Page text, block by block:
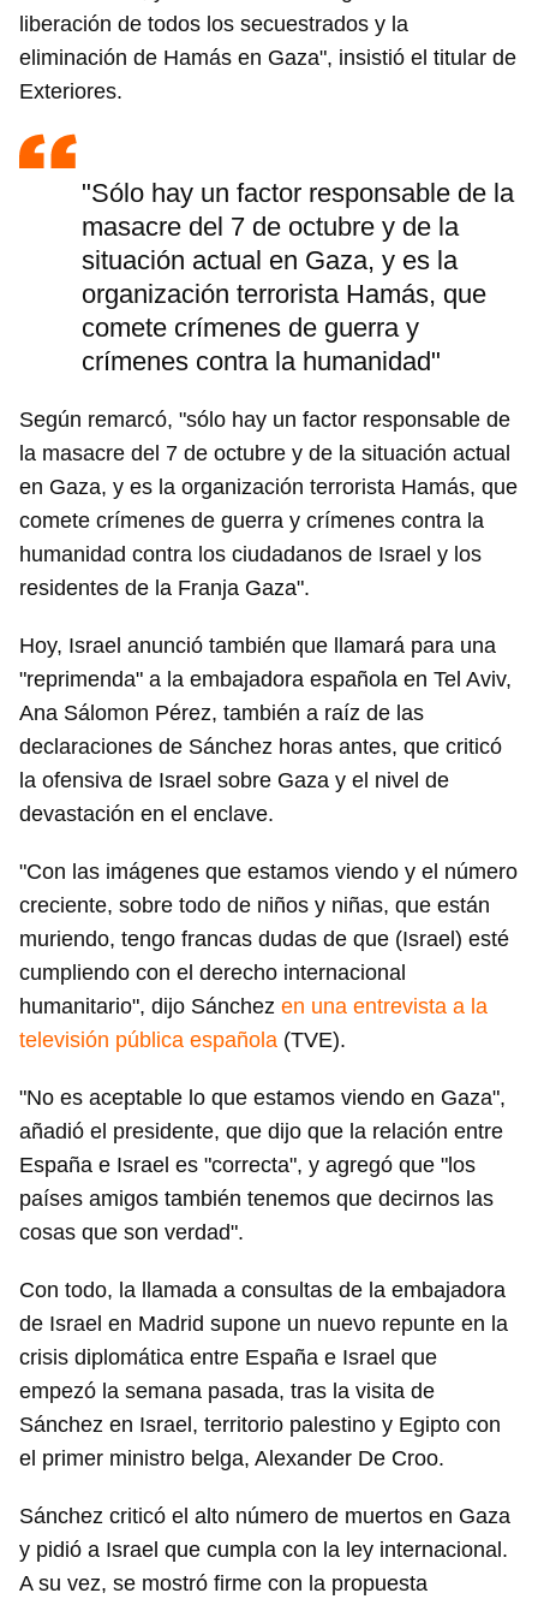
liberación de todos los secuestrados y la
eliminación de Hamás en Gaza", insistió el titular de
Exteriores.
"Sólo hay un factor responsable de la
masacre del 7 de octubre y de la
situación actual en Gaza, y es la
organización terrorista Hamás, que
comete crímenes de guerra y
crímenes contra la humanidad"
Según remarcó, "sólo hay un factor responsable de
la masacre del 7 de octubre y de la situación actual
en Gaza, y es la organización terrorista Hamás, que
comete crímenes de guerra y crímenes contra la
humanidad contra los ciudadanos de Israel y los
residentes de la Franja Gaza".
Hoy, Israel anunció también que llamará para una
"reprimenda" a la embajadora española en Tel Aviv,
Ana Sálomon Pérez, también a raíz de las
declaraciones de Sánchez horas antes, que criticó
la ofensiva de Israel sobre Gaza y el nivel de
devastación en el enclave.
"Con las imágenes que estamos viendo y el número
creciente, sobre todo de niños y niñas, que están
muriendo, tengo francas dudas de que (Israel) esté
cumpliendo con el derecho internacional
humanitario", dijo Sánchez en una entrevista a la
televisión pública española (TVE).
"No es aceptable lo que estamos viendo en Gaza",
añadió el presidente, que dijo que la relación entre
España e Israel es "correcta", y agregó que "los
países amigos también tenemos que decirnos las
cosas que son verdad".
Con todo, la llamada a consultas de la embajadora
de Israel en Madrid supone un nuevo repunte en la
crisis diplomática entre España e Israel que
empezó la semana pasada, tras la visita de
Sánchez en Israel, territorio palestino y Egipto con
el primer ministro belga, Alexander De Croo.
Sánchez criticó el alto número de muertos en Gaza
y pidió a Israel que cumpla con la ley internacional.
A su vez, se mostró firme con la propuesta